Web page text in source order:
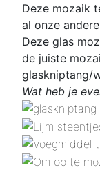
Deze mozaik
al onze andere
Deze glas
de juiste
glaskniptang/
Wat heb je